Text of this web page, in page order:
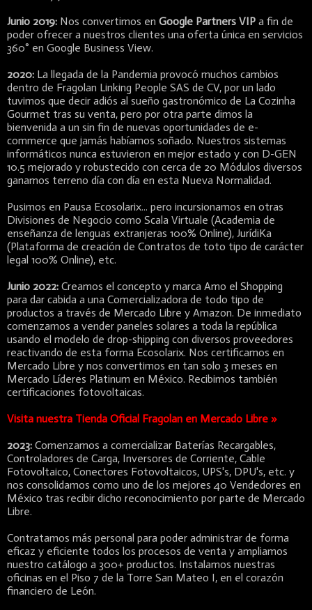
Junio 2019: Nos convertimos en Google Partners VIP a fin de
poder ofrecer a nuestros clientes una oferta única en servicios
360° en Google Business View.
2020: La llegada de la Pandemia provocó muchos cambios
dentro de Fragolan Linking People SAS de CV, por un lado
tuvimos que decir adiós al sueño gastronómico de La Cozinha
Gourmet tras su venta, pero por otra parte dimos la
bienvenida a un sin fin de nuevas oportunidades de e-
commerce que jamás habíamos soñado. Nuestros sistemas
informáticos nunca estuvieron en mejor estado y con D-GEN
10.5 mejorado y robustecido con cerca de 20 Módulos diversos
ganamos terreno día con día en esta Nueva Normalidad.
Pusimos en Pausa Ecosolarix... pero incursionamos en otras
Divisiones de Negocio como Scala Virtuale (Academia de
enseñanza de lenguas extranjeras 100% Online), JurídiKa
(Plataforma de creación de Contratos de toto tipo de carácter
legal 100% Online), etc.
Junio 2022: Creamos el concepto y marca Amo el Shopping
para dar cabida a una Comercializadora de todo tipo de
productos a través de Mercado Libre y Amazon. De inmediato
comenzamos a vender paneles solares a toda la república
usando el modelo de drop-shipping con diversos proveedores
reactivando de esta forma Ecosolarix. Nos certificamos en
Mercado Libre y nos convertimos en tan solo 3 meses en
Mercado Líderes Platinum en México. Recibimos también
certificaciones fotovoltaicas.
Visita nuestra Tienda Oficial Fragolan en Mercado Libre »
2023: Comenzamos a comercializar Baterías Recargables,
Controladores de Carga, Inversores de Corriente, Cable
Fotovoltaico, Conectores Fotovoltaicos, UPS's, DPU's, etc. y
nos consolidamos como uno de los mejores 40 Vendedores en
México tras recibir dicho reconocimiento por parte de Mercado
Libre.
Contratamos más personal para poder administrar de forma
eficaz y eficiente todos los procesos de venta y ampliamos
nuestro catálogo a 300+ productos. Instalamos nuestras
oficinas en el Piso 7 de la Torre San Mateo I, en el corazón
financiero de León.